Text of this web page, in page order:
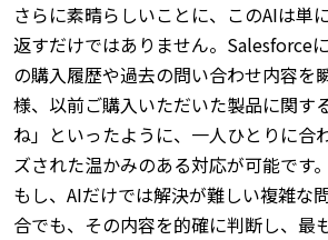
さらに素晴らしいことに、このAIは単
返すだけではありません。 Salesforce
の購入履歴や過去の問い合わせ内容を
様、以前ご購入いただいた製品に関す
ね」といったように、一人ひとりに合
ズされた温かみのある対応が可能です。
もし、AIだけでは解決が難しい複雑な
合でも、その内容を的確に判断し、最